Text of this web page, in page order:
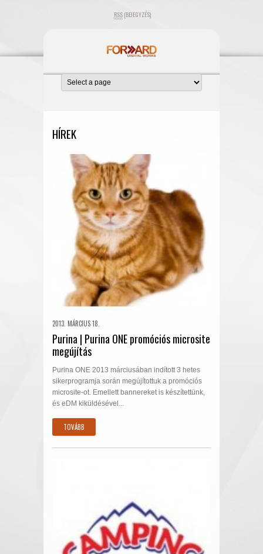
RSS(BEJEGYZÉS)
HÍREK
2013. MÁRCIUS 18.
Purina | Purina ONE promóciós microsite
megújítás
Purina ONE 2013 márciusában indított 3 hetes
sikerprogramja során megújítottuk a promóciós
microsite-ot. Emellett bannereket is készítettünk,
és eDM kiküldésével...
TOVÁBB